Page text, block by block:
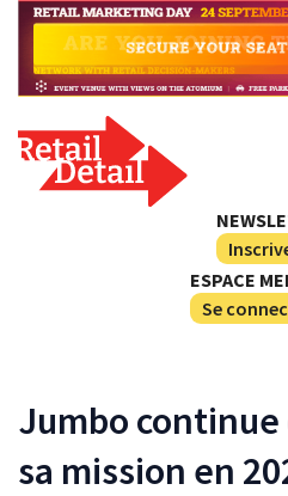
ESPACE
Se
Jumbo
sa mission en